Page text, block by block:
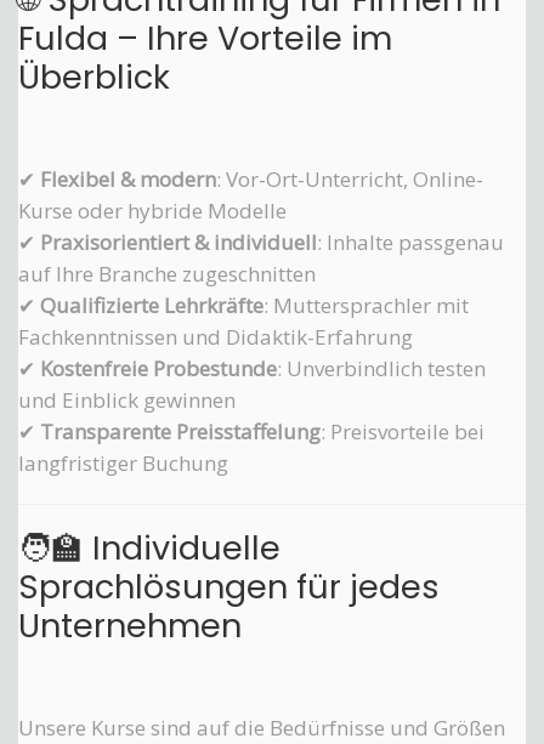
Fulda – Ihre Vorteile im
Überblick
✔ Flexibel & modern: Vor-Ort-Unterricht, Online-
Kurse oder hybride Modelle
✔ Praxisorientiert & individuell: Inhalte passgenau
auf Ihre Branche zugeschnitten
✔ Qualifizierte Lehrkräfte: Muttersprachler mit
Fachkenntnissen und Didaktik-Erfahrung
✔ Kostenfreie Probestunde: Unverbindlich testen
und Einblick gewinnen
✔ Transparente Preisstaffelung: Preisvorteile bei
langfristiger Buchung
🧑‍🏫 Individuelle
Sprachlösungen für jedes
Unternehmen
Unsere Kurse sind auf die Bedürfnisse und Größen